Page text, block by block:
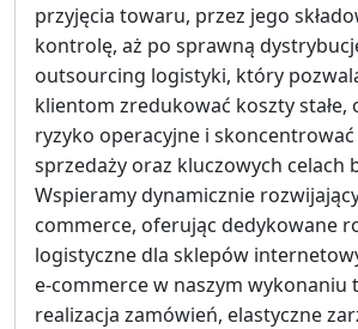
przyjęcia towaru, przez jego
kontrolę, aż po sprawną
outsourcing logistyki, który
klientom zredukować koszty stałe,
ryzyko operacyjne i
sprzedaży oraz kluczowych celach
Wspieramy dynamicznie
commerce, oferując dedykowane
logistyczne dla sklepów
e-commerce w naszym wykonaniu
realizacja zamówień, elastyczne